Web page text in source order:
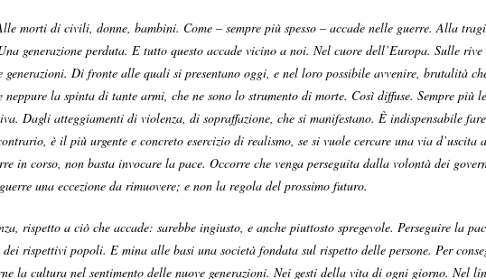
morti di civili, donne, bambini. Come – sempre più spesso – accade nelle guerre. Alla
generazione perduta. E tutto questo accade vicino a noi. Nel cuore dell’Europa. Sulle
Di fronte alle quali si presentano oggi, e nel loro possibile avvenire, brutalità
la spinta di tante armi, che ne sono lo strumento di morte. Così diffuse. Sempre più
Dagli atteggiamenti di violenza, di sopraffazione, che si manifestano. È indispensabile
è il più urgente e concreto esercizio di realismo, se si vuole cercare una via d’uscita
in corso, non basta invocare la pace. Occorre che venga perseguita dalla volontà dei
una eccezione da rimuovere; e non la regola del prossimo futuro.
rispetto a ciò che accade: sarebbe ingiusto, e anche piuttosto spregevole. Perseguire la
rispettivi popoli. E mina alle basi una società fondata sul rispetto delle persone. Per
la cultura nel sentimento delle nuove generazioni. Nei gesti della vita di ogni giorno. Nel